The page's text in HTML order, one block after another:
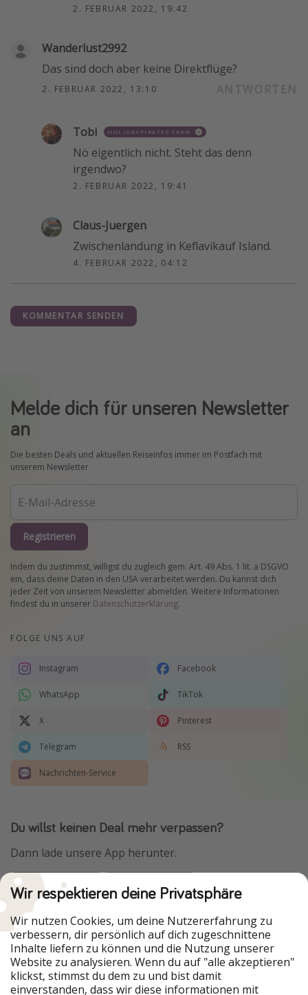
2. FEBRUAR 2022, 19:42
Wanderlust2992
Das sind doch aber keine Direktflüge?
2. FEBRUAR 2022, 13:10
Tobi HOLIDAYPIRATES CREW
Nö eigentlich nicht. Steht das denn
irgendwo?
2. FEBRUAR 2022, 19:41
Claus-Juergen
Zwischenlandung in Keflavikauf Island.
4. FEBRUAR 2022, 04:12
KOMMENTAR SENDEN
Melde dich für unseren Newsletter
an
Die besten Deals und aktuellen Reiseinfos immer im Postfach mit
unserem Newsletter
Registrieren
Indem du zustimmst, willigst du zugleich gem. Art. 49 Abs. 1 lit. a DSGVO
ein, dass deine Daten in den USA verarbeitet werden. Du kannst dich
jeder Zeit von unserem Newsletter abmelden. Weitere Informationen
findest du in unserer Datenschutzerklärung.
FOLGE UNS AUF
Instagram Facebook
WhatsApp TikTok
X Pinterest
Telegram RSS
Nachrichten-Service
Du willst keinen Deal mehr verpassen?
Dann lade unsere App herunter.
Urlaubspiraten ist Teil der HolidayPirates Group
Unsere Märkte
PiratinViaggio
HolidayPirates
VakantiePiraten
WakacyjniPiraci
VoyagesPirates
Ferienpiraten
Wir respektieren deine Privatsphäre
Wir nutzen Cookies, um deine Nutzererfahrung zu
verbessern, dir persönlich auf dich zugeschnittene
Inhalte liefern zu können und die Nutzung unserer
Website zu analysieren. Wenn du auf "alle akzeptieren"
klickst, stimmst du dem zu und bist damit
einverstanden, dass wir diese informationen mit